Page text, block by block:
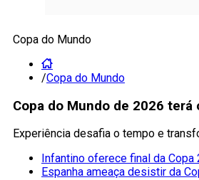
Copa do Mundo
/Copa do Mundo
Copa do Mundo de 2026
Experiência desafia o tempo e
Infantino oferece final da
Espanha ameaça desistir da